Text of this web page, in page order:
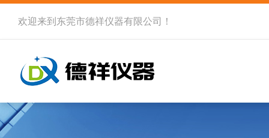
欢迎来到 东莞市德祥仪器有限公司 ！